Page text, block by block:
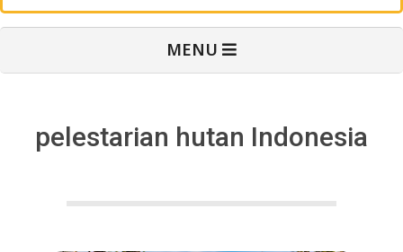
MENU
pelestarian hutan Indonesia